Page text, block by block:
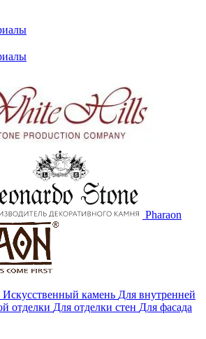
Pharaon
Искусственный камень Для внутренней
отделки Для отделки стен Для фасада